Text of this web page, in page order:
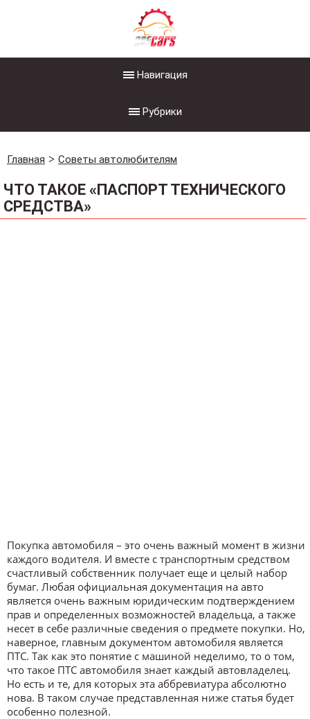
Навигация
Рубрики
Главная Советы автолюбителям
ЧТО ТАКОЕ «ПАСПОРТ ТЕХНИЧЕСКОГО
СРЕДСТВА»
Покупка автомобиля – это очень важный момент в жизни
каждого водителя. И вместе с транспортным средством
счастливый собственник получает еще и целый набор
бумаг. Любая официальная документация на авто
является очень важным юридическим подтверждением
прав и определенных возможностей владельца, а также
несет в себе различные сведения о предмете покупки. Но,
наверное, главным документом автомобиля является
ПТС. Так как это понятие с машиной неделимо, то о том,
что такое ПТС автомобиля знает каждый автовладелец.
Но есть и те, для которых эта аббревиатура абсолютно
нова. В таком случае представленная ниже статья будет
особенно полезной.